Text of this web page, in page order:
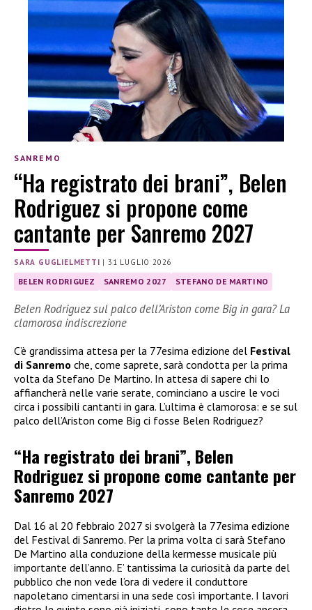
SANREMO
“Ha registrato dei brani”, Belen
Rodriguez si propone come
cantante per Sanremo 2027
SARA GUGLIELMETTI |31 LUGLIO 2026
BELEN RODRIGUEZ SANREMO 2027 STEFANO DE MARTINO
Belen Rodriguez sul palco dell’Ariston come Big in gara? La
clamorosa indiscrezione
C’è grandissima attesa per la 77esima edizione del Festival
di Sanremo che, come saprete, sarà condotta per la prima
volta da Stefano De Martino. In attesa di sapere chi lo
affiancherà nelle varie serate, cominciano a uscire le voci
circa i possibili cantanti in gara. L’ultima è clamorosa: e se sul
palco dell’Ariston come Big ci fosse Belen Rodriguez?
“Ha registrato dei brani”, Belen
Rodriguez si propone come cantante per
Sanremo 2027
Dal 16 al 20 febbraio 2027 si svolgerà la 77esima edizione
del Festival di Sanremo. Per la prima volta ci sarà Stefano
De Martino alla conduzione della kermesse musicale più
importante dell’anno. E’ tantissima la curiosità da parte del
pubblico che non vede l’ora di vedere il conduttore
napoletano cimentarsi in una sede così importante. I lavori